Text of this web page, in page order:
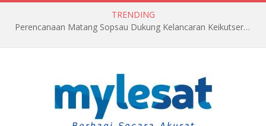
TRENDING
Perencanaan Matang Sopsau Dukung Kelancaran Keikutsertaan TNI AU di Pitch Black 2026